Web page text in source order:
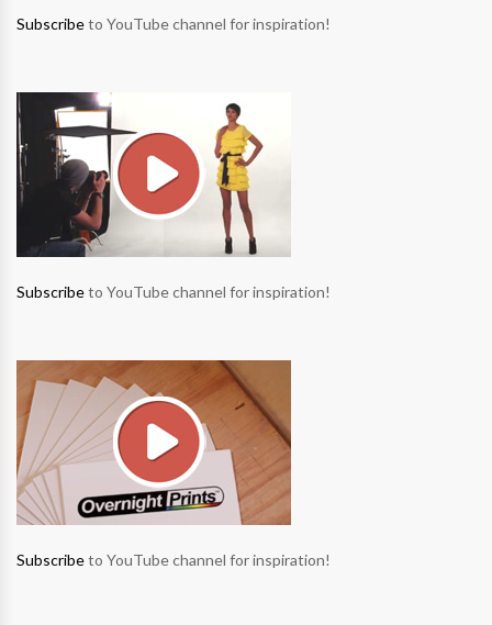
Subscribeto YouTube channel for inspiration!
Subscribeto YouTube channel for inspiration!
Subscribeto YouTube channel for inspiration!